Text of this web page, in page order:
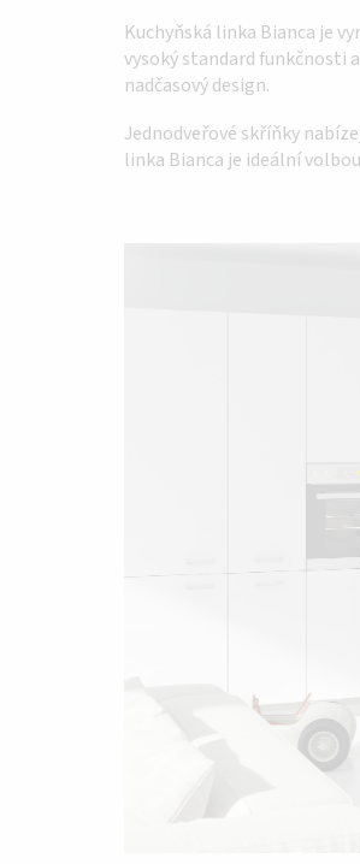
Kuchyňská linka Bianca je
vysoký standard funkčnosti
nadčasový design.
Jednodveřové skříňky
linka Bianca je ideální